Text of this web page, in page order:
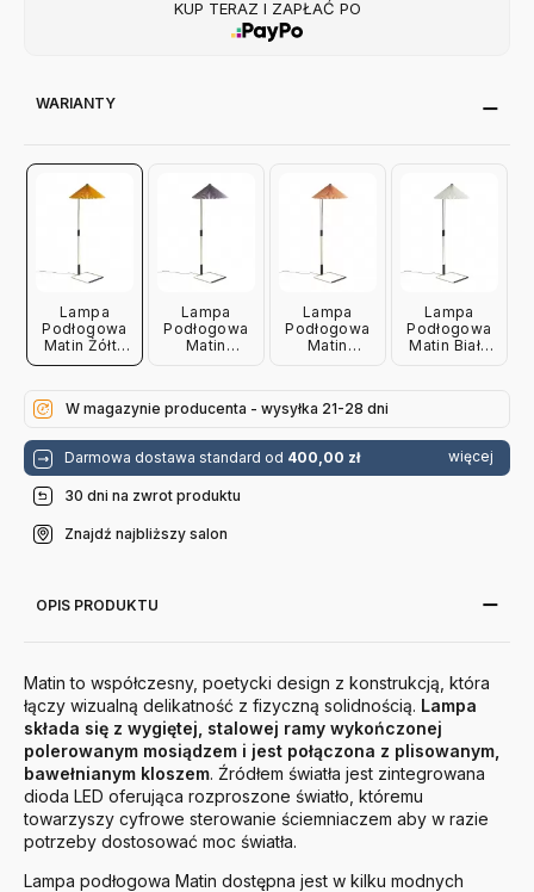
KUP TERAZ I ZAPŁAĆ PO
WARIANTY
Lampa
Podłogowa
Matin Żółta
Hay
Lampa
Podłogowa
Matin
Lampa
Podłogowa
Matin
Lampa
Podłogowa
Matin Biała
W magazynie producenta - wysyłka 21-28 dni
Darmowa dostawa standard od 400,00 zł więcej
30 dni na zwrot produktu
Znajdź najbliższy salon
OPIS PRODUKTU
Matin to współczesny, poetycki design z konstrukcją, która
łączy wizualną delikatność z fizyczną solidnością. Lampa
składa się z wygiętej, stalowej ramy wykończonej
polerowanym mosiądzem i jest połączona z plisowanym,
bawełnianym kloszem. Źródłem światła jest zintegrowana
dioda LED oferująca rozproszone światło, któremu
towarzyszy cyfrowe sterowanie ściemniaczem aby w razie
potrzeby dostosować moc światła.
Lampa podłogowa Matin dostępna jest w kilku modnych